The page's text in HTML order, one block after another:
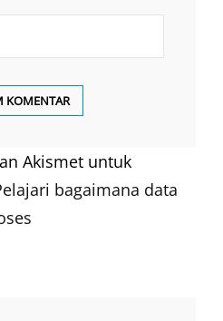
Akismet untuk
bagaimana data